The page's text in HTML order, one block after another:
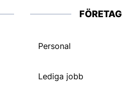
FÖRETAG
Personal
Lediga jobb